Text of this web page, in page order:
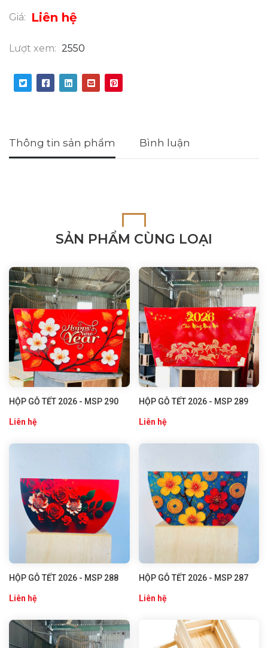
Giá: Liên hệ
Lượt xem: 2550
Thông tin sản phẩm Bình luận
SẢN PHẨM CÙNG LOẠI
HỘP GỖ TẾT 2026 - MSP 290
Liên hệ
HỘP GỖ TẾT 2026 - MSP 289
Liên hệ
HỘP GỖ TẾT 2026 - MSP 288
Liên hệ
HỘP GỖ TẾT 2026 - MSP 287
Liên hệ